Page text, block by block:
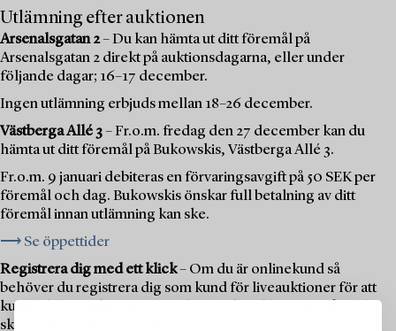
Utlämning efter auktionen
Arsenalsgatan 2– Du kan hämta ut ditt föremål på
Arsenalsgatan 2 direkt på auktionsdagarna, eller under
följande dagar; 16–17 december.
Ingen utlämning erbjuds mellan 18–26 december.
Västberga Allé 3– Fr.o.m. fredag den 27 december kan du
hämta ut ditt föremål på Bukowskis, Västberga Allé 3.
Fr.o.m. 9 januari debiteras en förvaringsavgift på 50 SEK per
föremål och dag. Bukowskis önskar full betalning av ditt
föremål innan utlämning kan ske.
⟶ Se öppettider
Registrera dig med ett klick– Om du är onlinekund så
behöver du registrera dig som kund för liveauktioner för att
kunna delta i auktionen. Om du är ny kund hos oss måste du
skapa ett kundkonto först.